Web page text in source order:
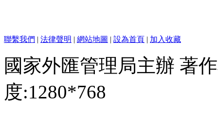
聯繫我們 | 法律聲明 | 網站地圖 | 設為首頁 | 加入收藏
國家外匯管理局主辦 著
度:1280*768